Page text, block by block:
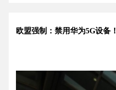
欧盟强制：禁用华为5G设备！